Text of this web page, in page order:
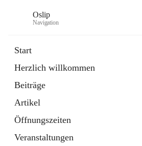
Oslip
Navigation
Start
Herzlich willkommen
Beiträge
Artikel
Öffnungszeiten
Veranstaltungen
Externe Webseite
in
Tab
Bundeskanzleramt Österreich
Externe Webseite
öffnet
in
neuem
Tab